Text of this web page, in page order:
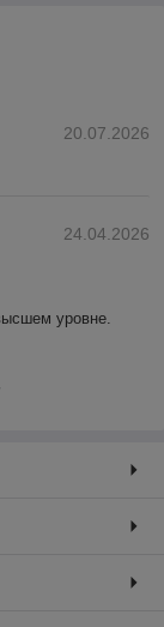
20.07.2026
24.04.2026
уровне.